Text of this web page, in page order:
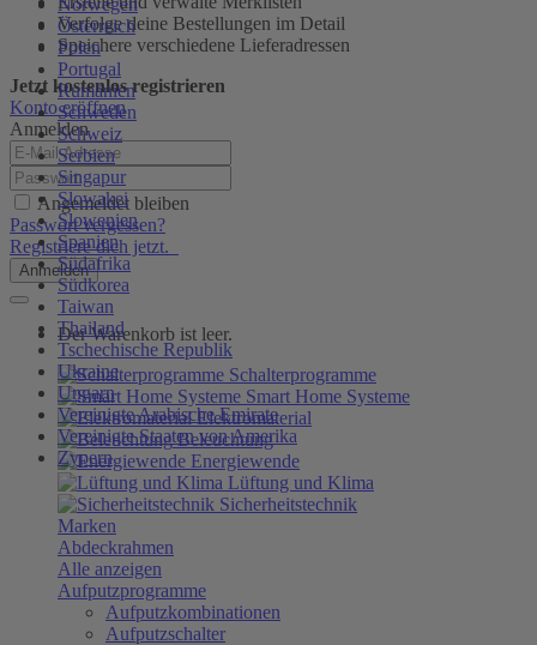
Norwegen
Österreich
Polen
Portugal
Rumänien
Schweden
Schweiz
Serbien
Singapur
Slowakei
Slowenien
Spanien
Südafrika
Südkorea
Taiwan
Thailand
Tschechische Republik
Ukraine
Ungarn
Vereinigte Arabische Emirate
Vereinigte Staaten von Amerika
Zypern
Verfolge deine Bestellungen im Detail
Speichere verschiedene Lieferadressen
Jetzt kostenlos registrieren
Konto eröffnen
Anmelden
Angemeldet bleiben
Passwort vergessen?
Registriere dich jetzt.
Anmelden
Der Warenkorb ist leer.
Schalterprogramme
Smart Home Systeme
Elektromaterial
Beleuchtung
Energiewende
Lüftung und Klima
Sicherheitstechnik
Marken
Abdeckrahmen
Alle anzeigen
Aufputzprogramme
Aufputzkombinationen
Aufputzschalter